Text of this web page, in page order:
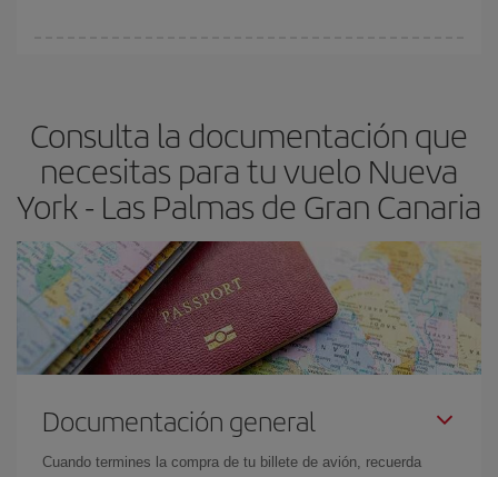
avión más baratos te saldrán. Además, si buscas los vuelos con
las fechas y los horarios del viaje un poco abiertos, podráselegir
el precio más barato.
Consulta la documentación que
necesitas para tu vuelo Nueva
York - Las Palmas de Gran Canaria
Documentación general
Cuando termines la compra de tu billete de avión, recuerda